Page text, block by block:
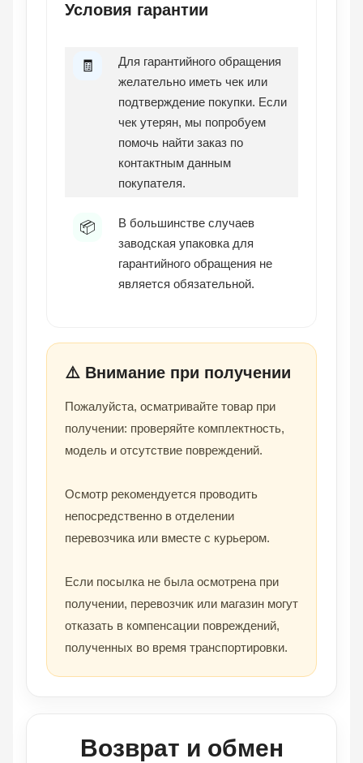
Условия гарантии
🧾
Для гарантийного обращения
желательно иметь чек или
подтверждение покупки. Если
чек утерян, мы попробуем
помочь найти заказ по
контактным данным
покупателя.
📦
В большинстве случаев
заводская упаковка для
гарантийного обращения не
является обязательной.
⚠️ Внимание при получении
Пожалуйста, осматривайте товар при
получении: проверяйте комплектность,
модель и отсутствие повреждений.
Осмотр рекомендуется проводить
непосредственно в отделении
перевозчика или вместе с курьером.
Если посылка не была осмотрена при
получении, перевозчик или магазин могут
отказать в компенсации повреждений,
полученных во время транспортировки.
Возврат и обмен